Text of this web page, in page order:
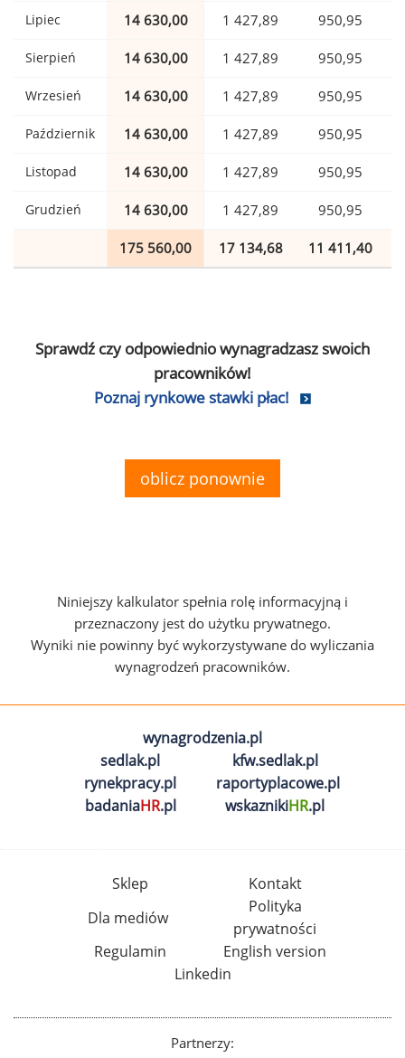
Lipiec 14 630,00 1 427,89 950,95
Sierpień 14 630,00 1 427,89 950,95
Wrzesień 14 630,00 1 427,89 950,95
Październik 14 630,00 1 427,89 950,95
Listopad 14 630,00 1 427,89 950,95
Grudzień 14 630,00 1 427,89 950,95
175 560,00 17 134,68 11 411,40
Sprawdź czy odpowiednio wynagradzasz swoich
pracowników!
Poznaj rynkowe stawki płac!
oblicz ponownie
Niniejszy kalkulator spełnia rolę informacyjną i
przeznaczony jest do użytku prywatnego.
Wyniki nie powinny być wykorzystywane do wyliczania
wynagrodzeń pracowników.
wynagrodzenia.pl
sedlak.pl
kfw.sedlak.pl
rynekpracy.pl
raportyplacowe.pl
badaniaHR.pl wskaznikiHR.pl
Sklep
Kontakt
Dla mediów
Polityka
prywatności
Regulamin
English version
Linkedin
Partnerzy: